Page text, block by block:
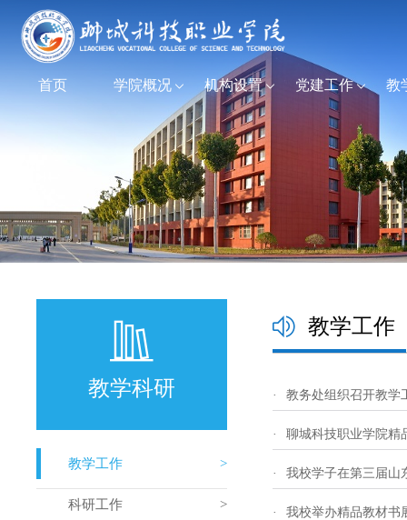
首页 学院概况 机构设置 党建工作 教
教学科研
教学工作
科研工作
教学工作
· 教务处组织召开教学
· 聊城科技职业学院精
· 我校学子在第三届山
· 我校举办精品教材书